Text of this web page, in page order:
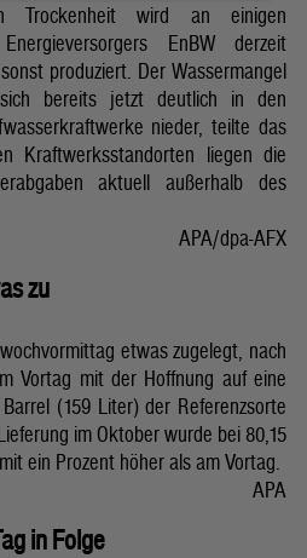
Trockenheit wird an einigen
EnBW derzeit
produziert. Der Wassermangel
bereits jetzt deutlich in den
nieder, teilte das
Kraftwerksstandorten liegen die
aktuell außerhalb des
APA/dpa-AFX
zu
etwas zugelegt, nach
Vortag mit der Hoffnung auf eine
(159 Liter) der Referenzsorte
im Oktober wurde bei 80,15
ein Prozent höher als am Vortag.
APA
in Folge